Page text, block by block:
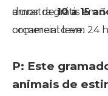
amostra grátis em
orçamento em 24
durar de10 a 15
comercial leve.
P: Este
animais de